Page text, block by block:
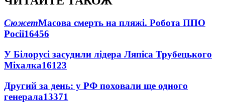
СюжетМасова смерть на пляжі. Робота ППО
Росії16456
У Білорусі засудили лідера Ляпіса Трубецького
Міхалка16123
Другий за день: у РФ поховали ще одного
генерала13371